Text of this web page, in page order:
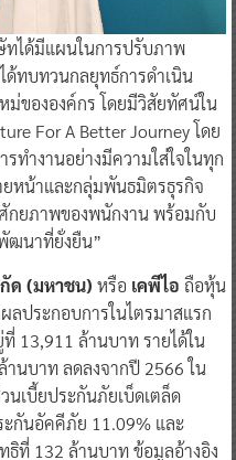
ทได้มีแผนในการปรับภาพ
ด้ทบทวนกลยุทธ์การดำเนิน
ขององค์กร โดยมีวิสัยทัศน์ใน
For A Better Journey โดย
ทำงานอย่างมีความใส่ใจในทุก
หน้าและกลุ่มพันธมิตรธุรกิจ
กยภาพของพนักงาน พร้อมกับ
ฒนาที่ยั่งยืน”
ด (มหาชน) หรือ เคพีไอ ถือหุ้น
ลประกอบการในไตรมาสแรก
13,911 ล้านบาท รายได้ใน
นบาท ลดลงจากปี 2566 ใน
นเบี้ยประกันภัยเบ็ดเตล็ด
กันอัคคีภัย 11.09% และ
ธิที่ 132 ล้านบาท ข้อมูลอ้างอิง